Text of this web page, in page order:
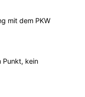
mit dem PKW
Punkt, kein